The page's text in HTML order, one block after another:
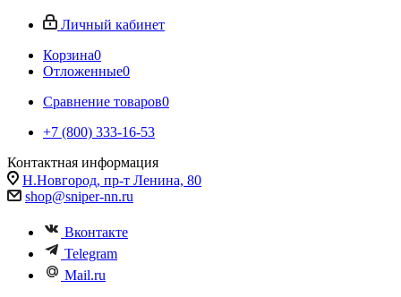
Личный кабинет
Корзина0
Отложенные0
Сравнение товаров0
+7 (800) 333-16-53
Контактная информация
Н.Новгород, пр-т Ленина, 80
shop@sniper-nn.ru
Вконтакте
Telegram
Mail.ru